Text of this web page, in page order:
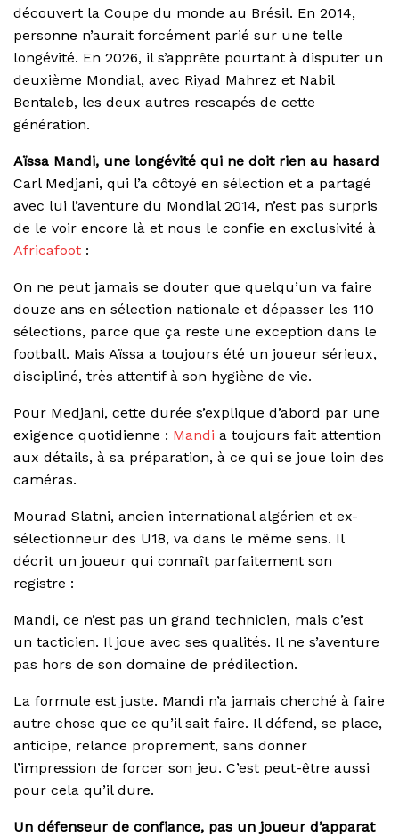
découvert la Coupe du monde au Brésil. En 2014,
personne n’aurait forcément parié sur une telle
longévité. En 2026, il s’apprête pourtant à disputer un
deuxième Mondial, avec Riyad Mahrez et Nabil
Bentaleb, les deux autres rescapés de cette
génération.
Aïssa Mandi, une longévité qui ne doit rien au hasard
Carl Medjani, qui l’a côtoyé en sélection et a partagé
avec lui l’aventure du Mondial 2014, n’est pas surpris
de le voir encore là et nous le confie en exclusivité à
Africafoot :
On ne peut jamais se douter que quelqu’un va faire
douze ans en sélection nationale et dépasser les 110
sélections, parce que ça reste une exception dans le
football. Mais Aïssa a toujours été un joueur sérieux,
discipliné, très attentif à son hygiène de vie.
Pour Medjani, cette durée s’explique d’abord par une
exigence quotidienne : Mandi a toujours fait attention
aux détails, à sa préparation, à ce qui se joue loin des
caméras.
Mourad Slatni, ancien international algérien et ex-
sélectionneur des U18, va dans le même sens. Il
décrit un joueur qui connaît parfaitement son
registre :
Mandi, ce n’est pas un grand technicien, mais c’est
un tacticien. Il joue avec ses qualités. Il ne s’aventure
pas hors de son domaine de prédilection.
La formule est juste. Mandi n’a jamais cherché à faire
autre chose que ce qu’il sait faire. Il défend, se place,
anticipe, relance proprement, sans donner
l’impression de forcer son jeu. C’est peut-être aussi
pour cela qu’il dure.
Un défenseur de confiance, pas un joueur d’apparat